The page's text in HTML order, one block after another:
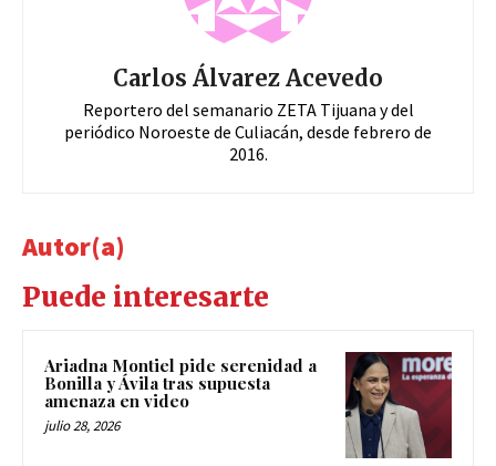
Carlos Álvarez Acevedo
Reportero del semanario ZETA Tijuana y del
periódico Noroeste de Culiacán, desde febrero de
2016.
Autor(a)
Puede interesarte
Ariadna Montiel pide serenidad a
Bonilla y Ávila tras supuesta
amenaza en video
julio 28, 2026